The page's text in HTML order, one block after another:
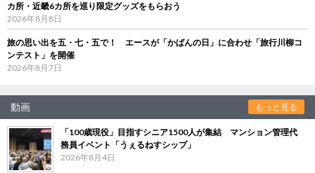
カ所・近畿6カ所を巡り限定グッズをもらおう
2026年8月8日
旅の思い出を五・七・五で！ エースが「かばんの日」に合わせ「旅行川柳コ
ンテスト」を開催
2026年8月7日
動画 もっと見る
「100歳現役」目指すシニア1500人が集結 マンション管理代
務員イベント「うぇるねすシップ」
2026年8月4日